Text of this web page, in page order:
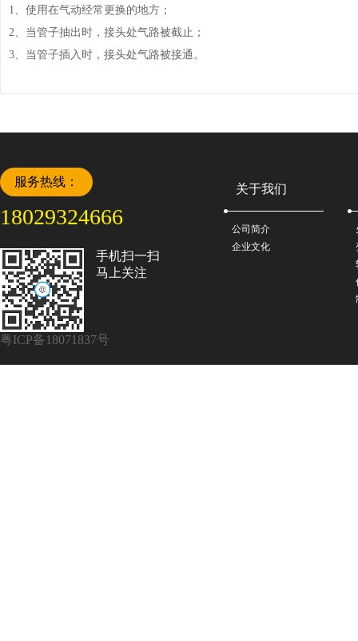
1、使用在气动经常更换的地方；
2、当管子抽出时，接头处气路被截止；
3、当管子插入时，接头处气路被接通。
服务热线：
18029324666
手机扫一扫
马上关注
关于我们
公司简介
企业文化
粤ICP备18071837号